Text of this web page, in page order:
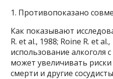
1. Противопоказано
Как показывают
R. et al., 1988; Roine R. et
использование алкоголя
может увеличивать
смерти и другие